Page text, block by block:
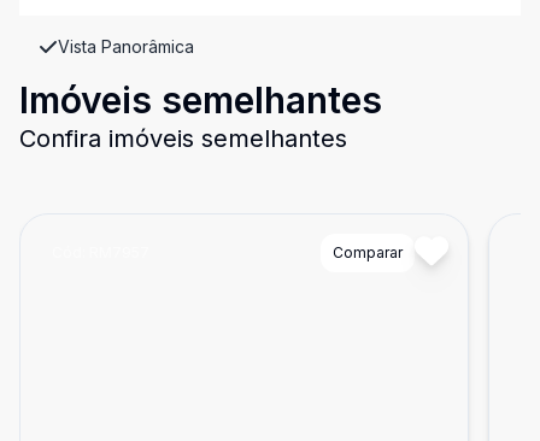
Vista Panorâmica
Imóveis semelhantes
Confira imóveis semelhantes
Comparar